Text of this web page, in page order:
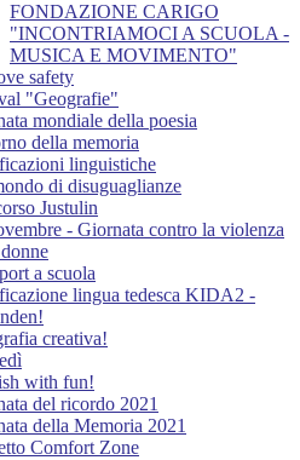
FONDAZIONE CARIGO
"INCONTRIAMOCI A SCUOLA -
MUSICA E MOVIMENTO"
safety
"Geografie"
mondiale della poesia
della memoria
linguistiche
di disuguaglianze
Justulin
- Giornata contro la violenza
a scuola
lingua tedesca KIDA2 -
creativa!
with fun!
del ricordo 2021
della Memoria 2021
Comfort Zone